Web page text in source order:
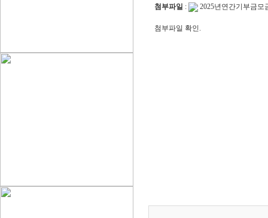
첨부파일 : 2025년연간기부금모
첨부파일 확인.